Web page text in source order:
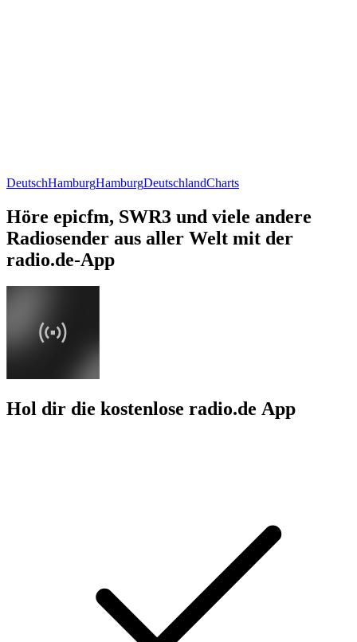
DeutschHamburgHamburgDeutschlandCharts
Höre epicfm, SWR3 und viele andere
Radiosender aus aller Welt mit der
radio.de-App
Hol dir die kostenlose radio.de App